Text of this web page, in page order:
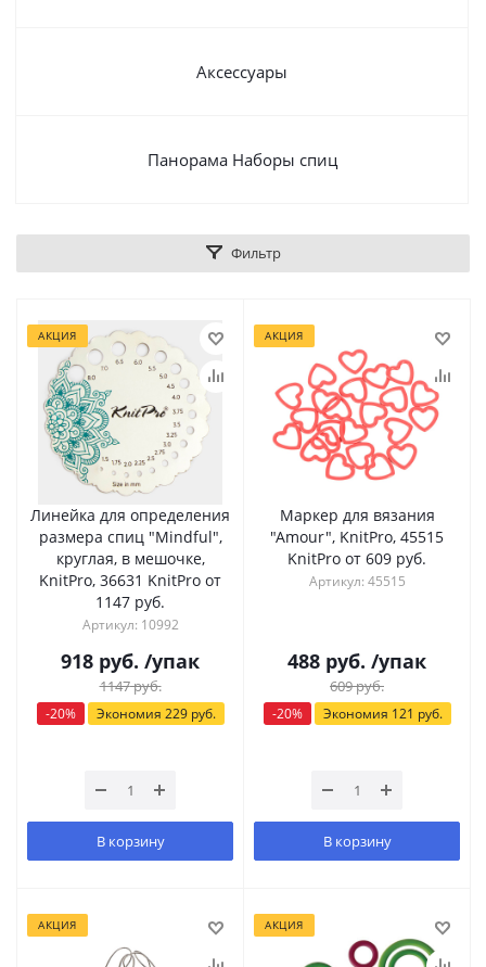
Аксессуары
Панорама Наборы спиц
Фильтр
АКЦИЯ
Линейка для определения
размера спиц "Mindful",
круглая, в мешочке,
KnitPro, 36631 KnitPro от
1147 руб.
Артикул: 10992
918 руб. /упак
1147руб.
-20% Экономия 229руб.
В корзину
АКЦИЯ
Маркер для вязания
"Amour", KnitPro, 45515
KnitPro от 609 руб.
Артикул: 45515
488 руб. /упак
609руб.
-20% Экономия 121 руб.
В корзину
АКЦИЯ АКЦИЯ